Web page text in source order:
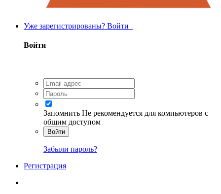
Уже зарегистрированы? Войти
Войти
Запомнить Не рекомендуется для компьютеров с
общим доступом
Войти
Забыли пароль?
Регистрация